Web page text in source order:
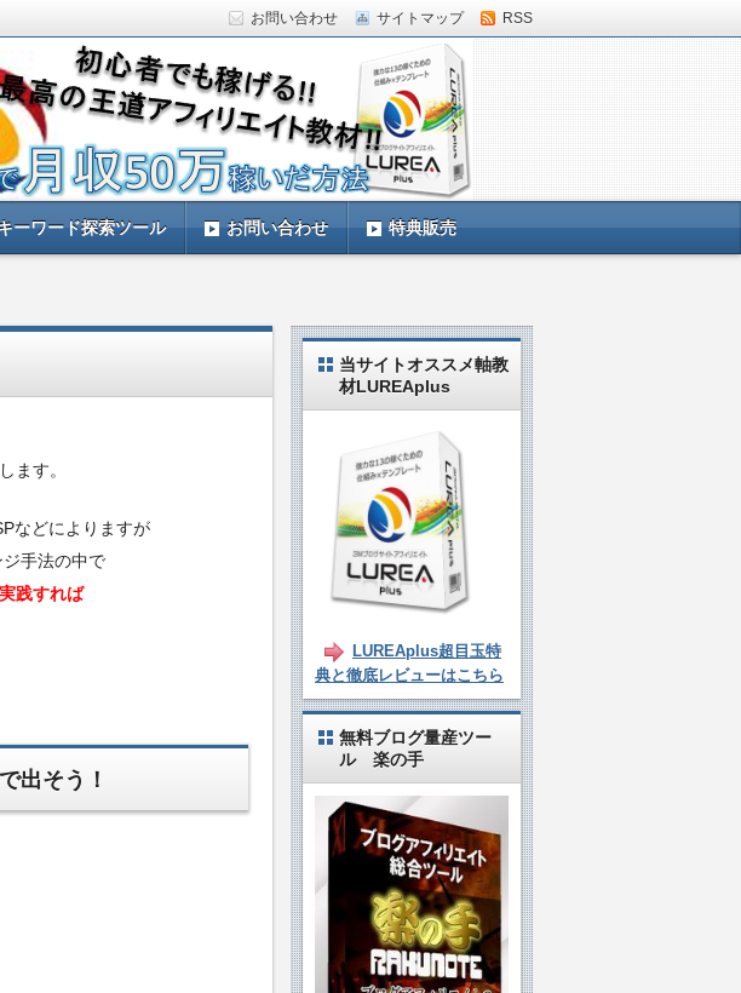
お問い合わせ サイトマップ RSS
サイト！
稼ぐ方法などをレビューしていきます。LUREAplus実践中の私
ーワード探索ツール お問い合わせ 特典販売
ます。
などによりますが
手法の中で
践すれば
出そう！
当サイトオススメ軸教
材LUREAplus
LUREAplus超目玉特
典と徹底レビューはこちら
無料ブログ量産ツー
ル 楽の手